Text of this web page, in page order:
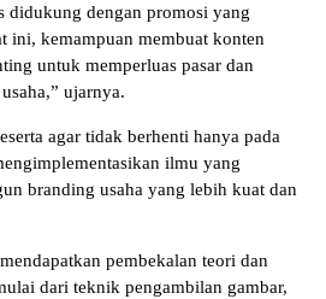
didukung dengan promosi yang
ini, kemampuan membuat konten
untuk memperluas pasar dan
ujarnya.
agar tidak berhenti hanya pada
ilmu yang
branding usaha yang lebih kuat dan
pembekalan teori dan
dari teknik pengambilan gambar,